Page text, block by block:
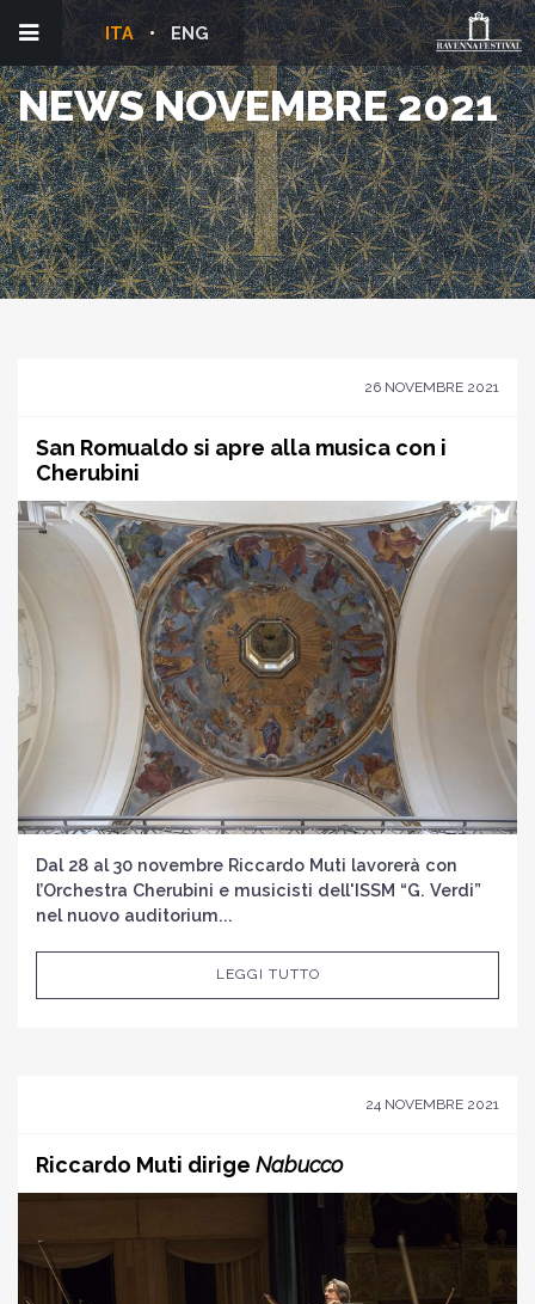
ENG
ITA
NEWS NOVEMBRE 2021
26 NOVEMBRE 2021
San Romualdo si apre alla musica con i
Cherubini
Dal 28 al 30 novembre Riccardo Muti lavorerà con
l’Orchestra Cherubini e musicisti dell'ISSM “G. Verdi”
nel nuovo auditorium...
LEGGI TUTTO
24 NOVEMBRE 2021
Riccardo Muti dirige Nabucco